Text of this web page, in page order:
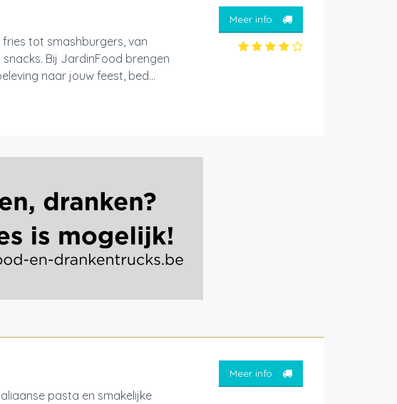
tot smashburgers, van
Bij JardinFood brengen
naar jouw feest, bed...
Meer info
pasta en smakelijke
Meer info